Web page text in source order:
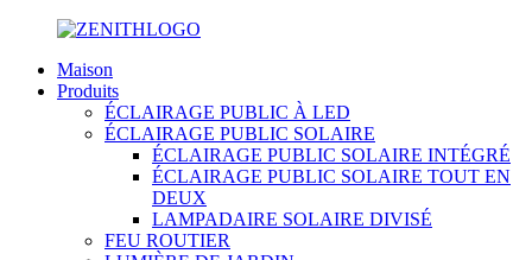
Maison
Produits
ÉCLAIRAGE PUBLIC À LED
ÉCLAIRAGE PUBLIC SOLAIRE
ÉCLAIRAGE PUBLIC SOLAIRE INTÉGRÉ
ÉCLAIRAGE PUBLIC SOLAIRE TOUT EN
DEUX
LAMPADAIRE SOLAIRE DIVISÉ
FEU ROUTIER